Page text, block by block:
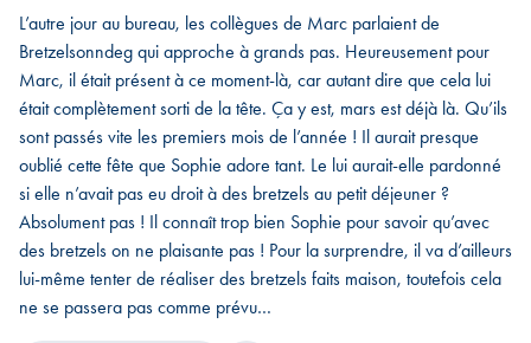
L’autre jour au bureau, les collègues de Marc parlaient de
Bretzelsonndeg qui approche à grands pas. Heureusement pour
Marc, il était présent à ce moment-là, car autant dire que cela lui
était complètement sorti de la tête. Ça y est, mars est déjà là. Qu’ils
sont passés vite les premiers mois de l’année ! Il aurait presque
oublié cette fête que Sophie adore tant. Le lui aurait-elle pardonné
si elle n’avait pas eu droit à des bretzels au petit déjeuner ?
Absolument pas ! Il connaît trop bien Sophie pour savoir qu’avec
des bretzels on ne plaisante pas ! Pour la surprendre, il va d’ailleurs
lui-même tenter de réaliser des bretzels faits maison, toutefois cela
ne se passera pas comme prévu…